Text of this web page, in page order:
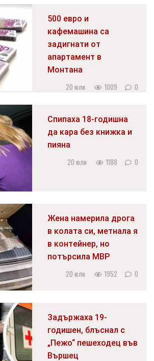
500 евро и
кафемашина са
задигнати от
апартамент в
Монтана
20 юли 1009 0
Спипаха 18-годишна
да кара без книжка и
пияна
20 юли 1188 0
Жена намерила дрога
в колата си, метнала я
в контейнер, но
потърсила МВР
20 юли 1952 0
Задържаха 19-
годишен, блъснал с
„Пежо“ пешеходец във
Вършец